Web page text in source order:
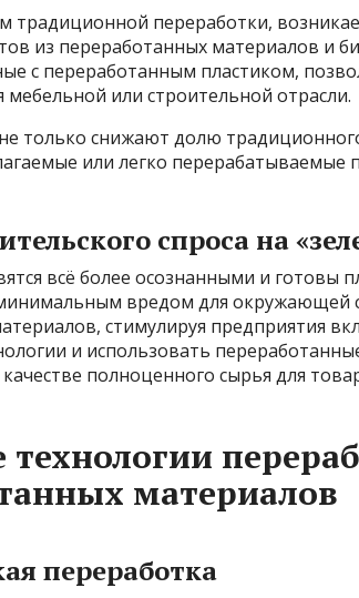
традиционной переработки,
из переработанных материалов и
с переработанным пластиком,
мебельной или строительной отрасли.
только снижают долю
или легко перерабатываемые
спроса на
всё более осознанными и готовы
вредом для окружающей
стимулируя предприятия
и использовать
полноценного сырья для
материалов
переработка